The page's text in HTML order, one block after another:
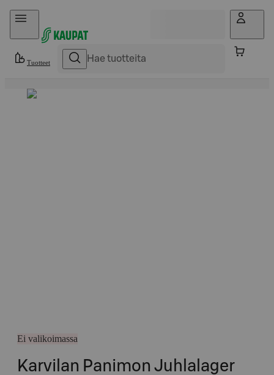
Hyppää sisältöön
Tuotteet
Ei valikoimassa
Karvilan Panimon Juhlalager